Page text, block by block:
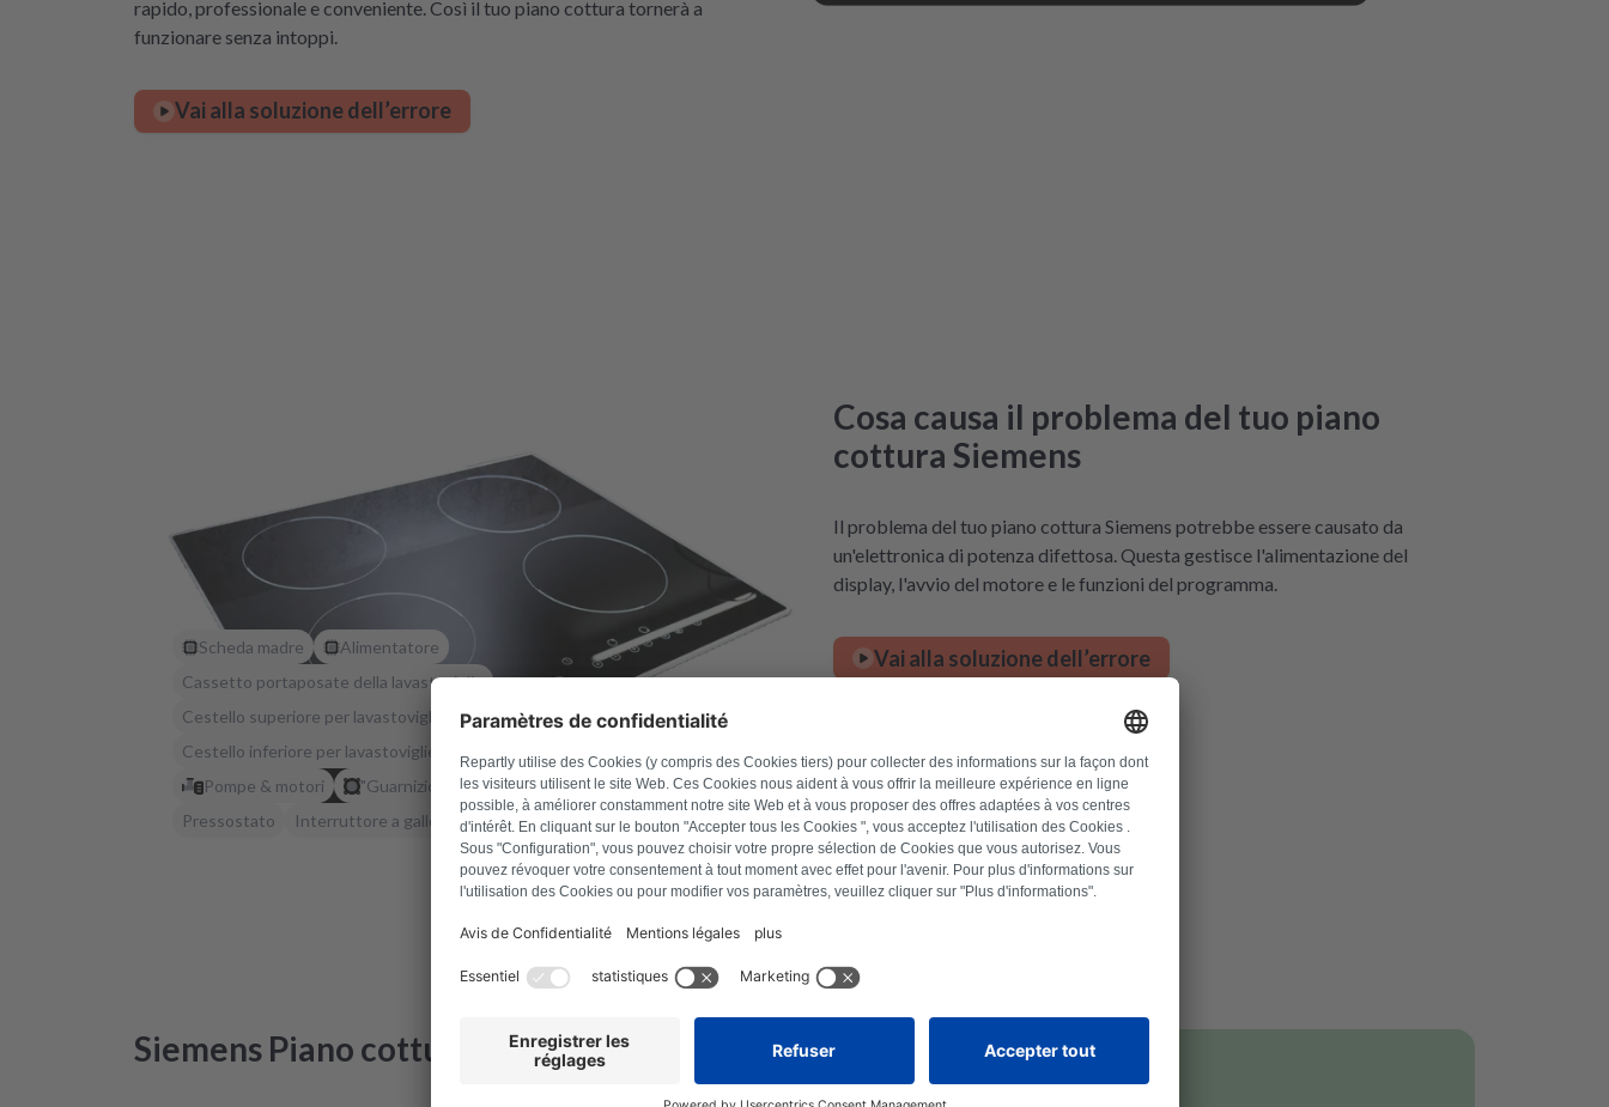
rapido, professionale e conveniente. Così il tuo piano cottura tornerà a
funzionare senza intoppi.
Vai alla soluzione dell’errore
Scheda madre
Alimentatore
Cassetto portaposate della lavastoviglie
Cestello superiore per lavastoviglie
Cestello inferiore per lavastoviglie
Pompe & motori
"Guarnizioni & valvole"
Pressostato
Interruttore a galleggiante
Cosa causa il problema del tuo piano
cottura Siemens
Il problema del tuo piano cottura Siemens potrebbe essere causato da
un'elettronica di potenza difettosa. Questa gestisce l'alimentazione del
display, l'avvio del motore e le funzioni del programma.
Vai alla soluzione dell’errore
Siemens Piano cottura Erroreriparare